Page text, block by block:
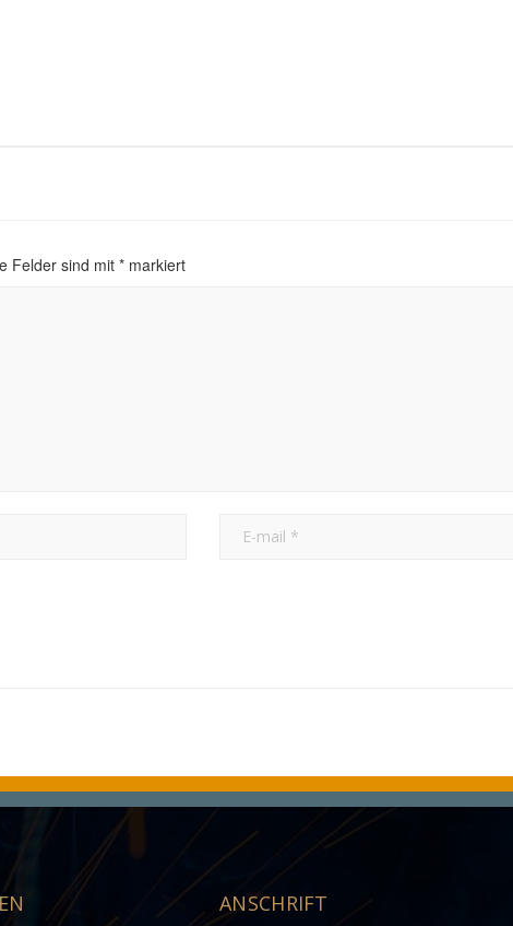
Felder sind mit* markiert
ANSCHRIFT